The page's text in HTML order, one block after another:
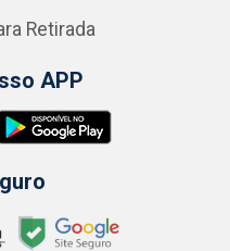
Retirada
APP